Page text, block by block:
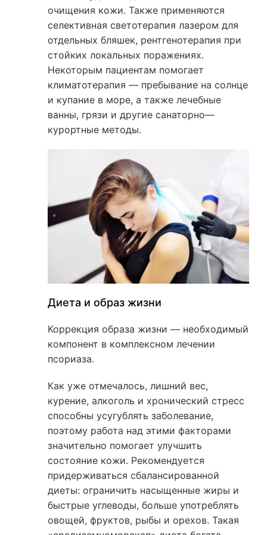
очищения кожи. Также применяются
селективная светотерапия лазером для
отдельных бляшек, рентгенотерапия при
стойких локальных поражениях.
Некоторым пациентам помогает
климатотерапия — пребывание на солнце
и купание в море, а также лечебные
ванны, грязи и другие санаторно—
курортные методы.
Диета и образ жизни
Коррекция образа жизни — необходимый
компонент в комплексном лечении
псориаза.
Как уже отмечалось, лишний вес,
курение, алкоголь и хронический стресс
способны усугублять заболевание,
поэтому работа над этими факторами
значительно помогает улучшить
состояние кожи. Рекомендуется
придерживаться сбалансированной
диеты: ограничить насыщенные жиры и
быстрые углеводы, больше употреблять
овощей, фруктов, рыбы и орехов. Такая